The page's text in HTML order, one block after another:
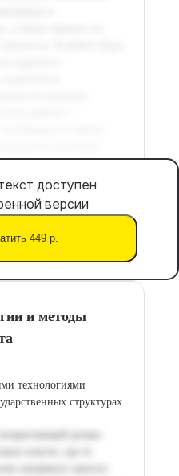
доступен
версии
449 р.
и методы
технологиями
структурах.